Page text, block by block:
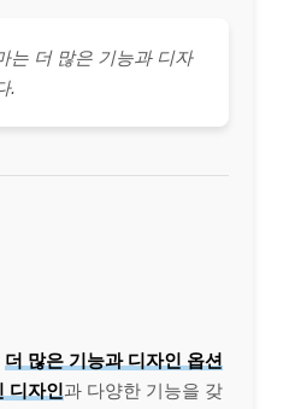
는 더 많은 기능과 디자
.
더 많은 기능과 디자인 옵션
디자인과 다양한 기능을 갖